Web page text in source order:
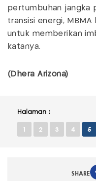
pertumbuhan jangka
transisi energi,
untuk memberikan
katanya.
(Dhera Arizona)
Halaman :
1 2 3 4 5
SHARE